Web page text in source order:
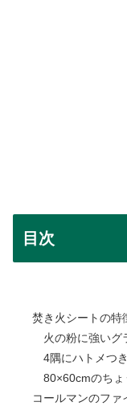
目次
焚き火シートの特
火の粉に強いグ
4隅にハトメつき
80×60cmのち
コールマンのファ